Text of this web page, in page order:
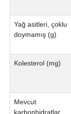
Yağ asitleri, çoklu
doymamış (g)
Kolesterol (mg)
Mevcut
karbonhidratlar